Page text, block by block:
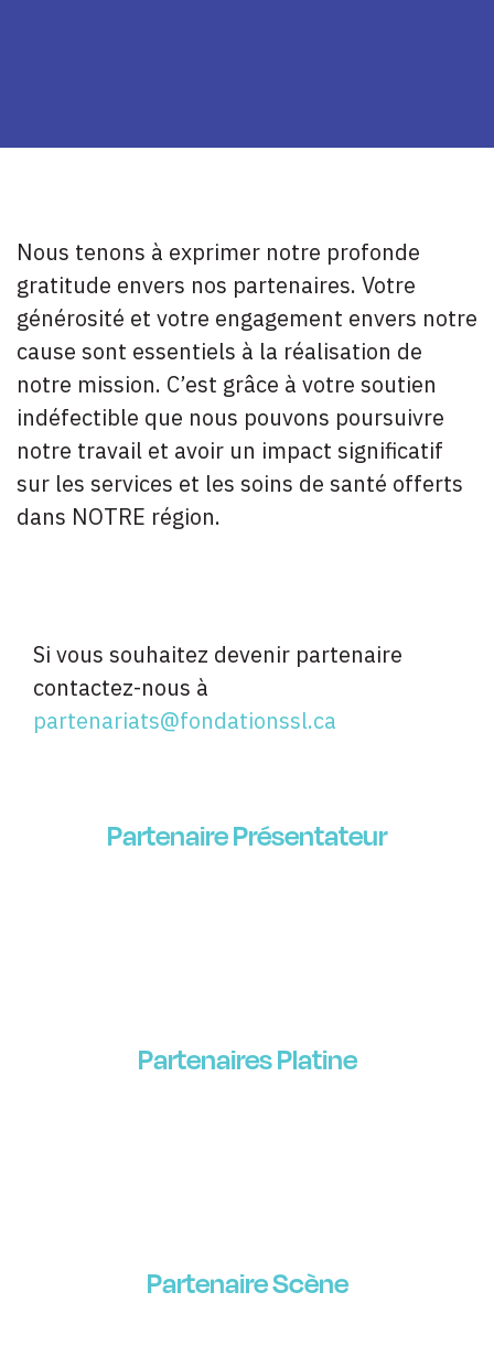
Nous tenons à exprimer notre profonde
gratitude envers nos partenaires. Votre
générosité et votre engagement envers notre
cause sont essentiels à la réalisation de
notre mission. C’est grâce à votre soutien
indéfectible que nous pouvons poursuivre
notre travail et avoir un impact significatif
sur les services et les soins de santé offerts
dans NOTRE région.
Si vous souhaitez devenir partenaire
contactez-nous à
partenariats@fondationssl.ca
Partenaire Présentateur
Partenaires Platine
Partenaire Scène